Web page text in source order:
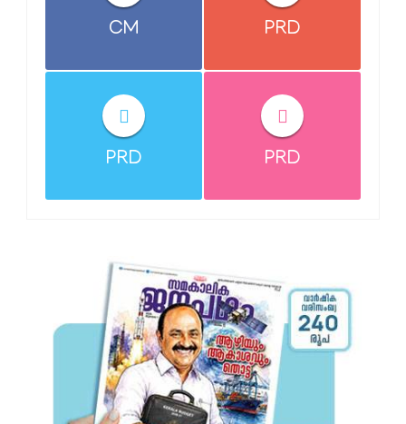
CM PRD
PRD PRD